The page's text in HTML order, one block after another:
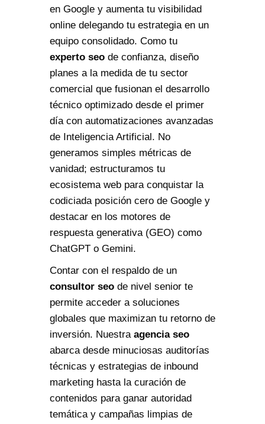
en Google y aumenta tu visibilidad
online delegando tu estrategia en un
equipo consolidado. Como tu
experto seo de confianza, diseño
planes a la medida de tu sector
comercial que fusionan el desarrollo
técnico optimizado desde el primer
día con automatizaciones avanzadas
de Inteligencia Artificial. No
generamos simples métricas de
vanidad; estructuramos tu
ecosistema web para conquistar la
codiciada posición cero de Google y
destacar en los motores de
respuesta generativa (GEO) como
ChatGPT o Gemini.
Contar con el respaldo de un
consultor seo de nivel senior te
permite acceder a soluciones
globales que maximizan tu retorno de
inversión. Nuestra agencia seo
abarca desde minuciosas auditorías
técnicas y estrategias de inbound
marketing hasta la curación de
contenidos para ganar autoridad
temática y campañas limpias de